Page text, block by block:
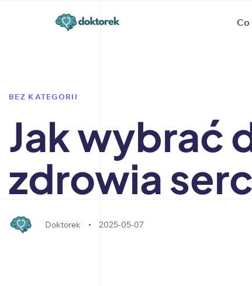
Co
BEZ KATEGORII
Jak wybrać
zdrowia
Doktorek 2025-05-07